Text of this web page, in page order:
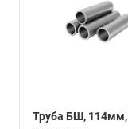
Труба БШ, 114мм,